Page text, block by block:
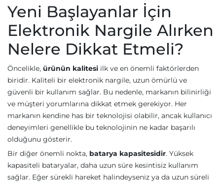
Yeni Başlayanlar İçin
Elektronik Nargile Alırken
Nelere Dikkat Etmeli?
Öncelikle, ürünün kalitesi ilk ve en önemli faktörlerden
biridir. Kaliteli bir elektronik nargile, uzun ömürlü ve
güvenli bir kullanım sağlar. Bu nedenle, markanın bilinirliği
ve müşteri yorumlarına dikkat etmek gerekiyor. Her
markanın kendine has bir teknolojisi olabilir, ancak kullanıcı
deneyimleri genellikle bu teknolojinin ne kadar başarılı
olduğunu gösterir.
Bir diğer önemli nokta, batarya kapasitesidir. Yüksek
kapasiteli bataryalar, daha uzun süre kesintisiz kullanım
sağlar. Eğer sürekli hareket halindeyseniz ya da uzun süreli